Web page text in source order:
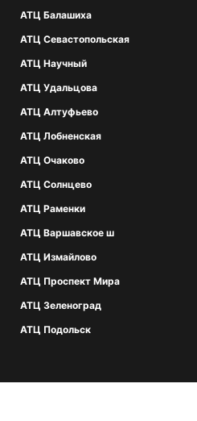
АТЦ Балашиха
АТЦ Севастопольская
АТЦ Научный
АТЦ Удальцова
АТЦ Алтуфьево
АТЦ Лобненская
АТЦ Очаково
АТЦ Солнцево
АТЦ Раменки
АТЦ Варшавское ш
АТЦ Измайлово
АТЦ Проспект Мира
АТЦ Зеленоград
АТЦ Подольск